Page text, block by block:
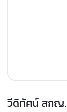
วีดิทัศน์ สกญ.